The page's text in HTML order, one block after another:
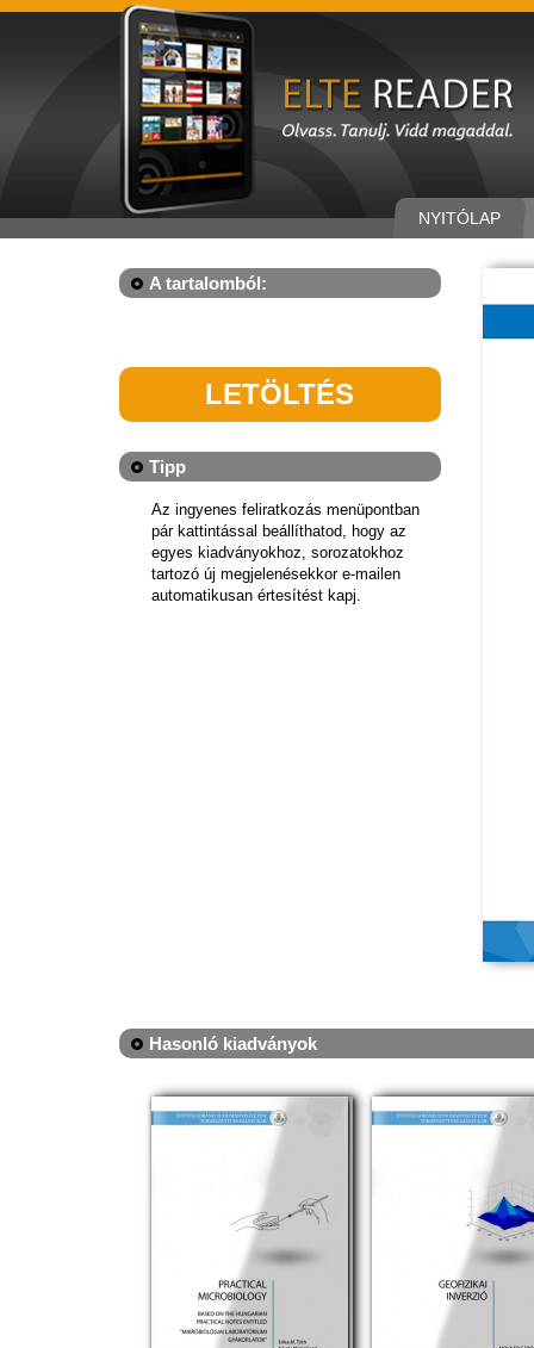
NYITÓLAP
A tartalomból:
LETÖLTÉS
Tipp
Az ingyenes feliratkozás menüpontban
pár kattintással beállíthatod, hogy az
egyes kiadványokhoz, sorozatokhoz
tartozó új megjelenésekkor e-mailen
automatikusan értesítést kapj.
Hasonló kiadványok